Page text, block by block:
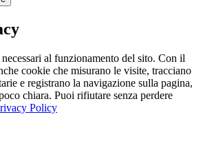
al funzionamento del sito. Con il
cookie che misurano le visite, tracciano
e registrano la navigazione sulla pagina,
chiara. Puoi rifiutare senza perdere
Policy